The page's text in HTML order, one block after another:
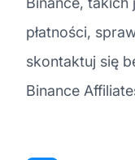
płatności,
skontaktuj się
Binance